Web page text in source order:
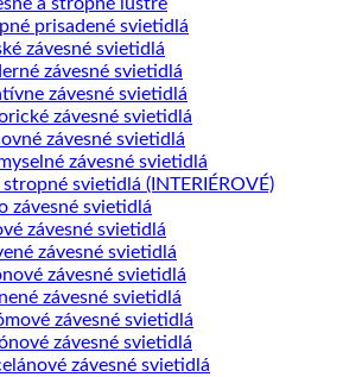
prisadené svietidlá
závesné svietidlá
závesné svietidlá
závesné svietidlá
závesné svietidlá
závesné svietidlá
závesné svietidlá
stropné svietidlá (INTERIÉROVÉ)
závesné svietidlá
závesné svietidlá
závesné svietidlá
závesné svietidlá
závesné svietidlá
závesné svietidlá
závesné svietidlá
závesné svietidlá